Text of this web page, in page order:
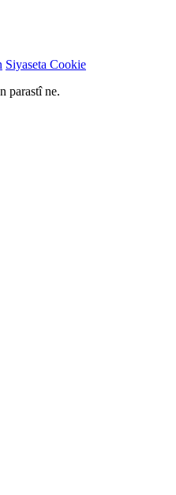
Siyaseta Cookie
parastî ne.